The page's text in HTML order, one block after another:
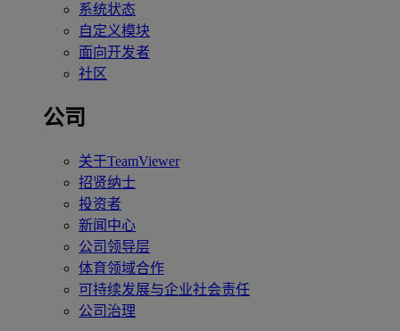
系统状态
自定义模块
面向开发者
社区
公司
关于TeamViewer
招贤纳士
投资者
新闻中心
公司领导层
体育领域合作
可持续发展与企业社会责任
公司治理